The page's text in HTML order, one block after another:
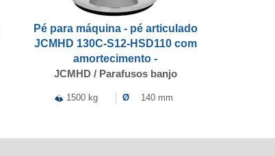
Pé para máquina - pé articulado
JCMHD 130C-S12-HSD110 com
amortecimento -
JCMHD / Parafusos banjo
1500 kg Ø 140 mm